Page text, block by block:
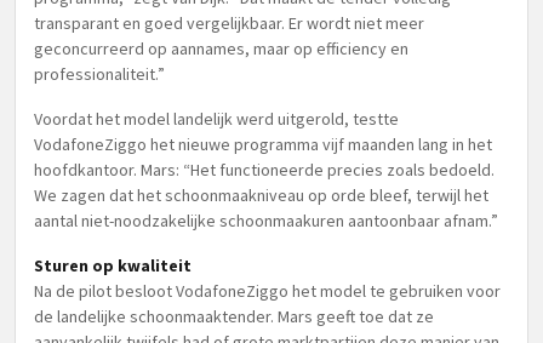
transparant en goed vergelijkbaar. Er wordt niet meer
geconcurreerd op aannames, maar op efficiency en
professionaliteit.”
Voordat het model landelijk werd uitgerold, testte
VodafoneZiggo het nieuwe programma vijf maanden lang in het
hoofdkantoor. Mars: “Het functioneerde precies zoals bedoeld.
We zagen dat het schoonmaakniveau op orde bleef, terwijl het
aantal niet-noodzakelijke schoonmaakuren aantoonbaar afnam.”
Sturen op kwaliteit
Na de pilot besloot VodafoneZiggo het model te gebruiken voor
de landelijke schoonmaaktender. Mars geeft toe dat ze